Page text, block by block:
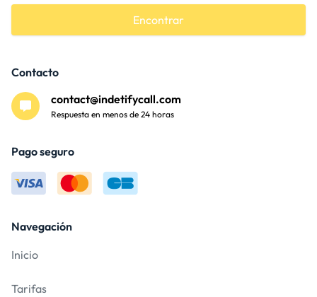
Encontrar
Navegación
Inicio
Tarifas
Contacto
contact@indetifycall.com
Respuesta en menos de 24 horas
Pago seguro